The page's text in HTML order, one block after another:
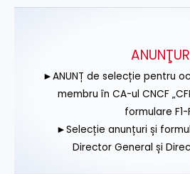
►ANUNȚ de selecție pentru
membru în CA-ul CNCF
formulare F1-
►Selecție anunțuri și
Director General și